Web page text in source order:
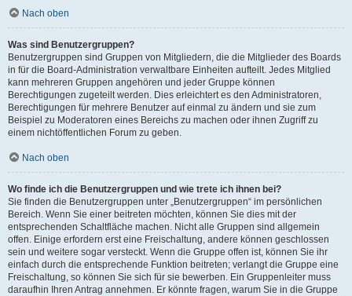
Nach oben
Was sind Benutzergruppen?
Benutzergruppen sind Gruppen von Mitgliedern, die die Mitglieder des Boards
in für die Board-Administration verwaltbare Einheiten aufteilt. Jedes Mitglied
kann mehreren Gruppen angehören und jeder Gruppe können
Berechtigungen zugeteilt werden. Dies erleichtert es den Administratoren,
Berechtigungen für mehrere Benutzer auf einmal zu ändern und sie zum
Beispiel zu Moderatoren eines Bereichs zu machen oder ihnen Zugriff zu
einem nichtöffentlichen Forum zu geben.
Nach oben
Wo finde ich die Benutzergruppen und wie trete ich ihnen bei?
Sie finden die Benutzergruppen unter „Benutzergruppen“ im persönlichen
Bereich. Wenn Sie einer beitreten möchten, können Sie dies mit der
entsprechenden Schaltfläche machen. Nicht alle Gruppen sind allgemein
offen. Einige erfordern erst eine Freischaltung, andere können geschlossen
sein und weitere sogar versteckt. Wenn die Gruppe offen ist, können Sie ihr
einfach durch die entsprechende Funktion beitreten; verlangt die Gruppe eine
Freischaltung, so können Sie sich für sie bewerben. Ein Gruppenleiter muss
daraufhin Ihren Antrag annehmen. Er könnte fragen, warum Sie in die Gruppe